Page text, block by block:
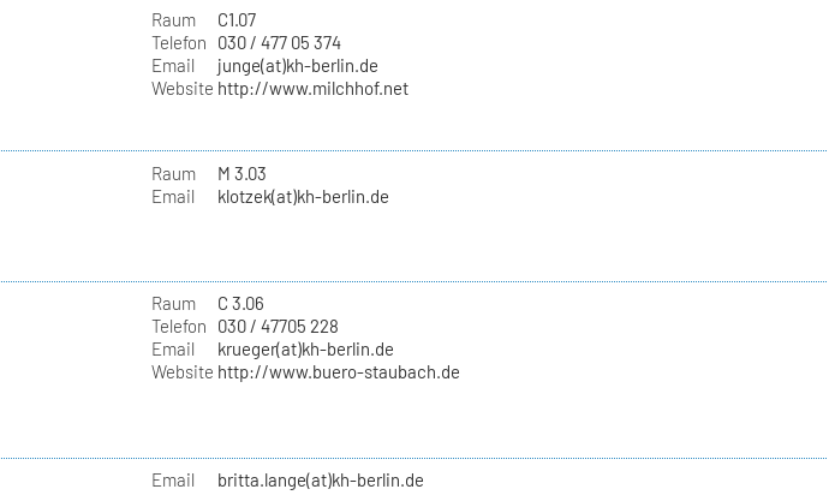
Raum
C1.07
Telefon
030 / 477 05 374
Email
junge(at)kh-berlin.de
Website http://www.milchhof.net
Raum
M 3.03
Email
klotzek(at)kh-berlin.de
Raum
C 3.06
Telefon
030 / 47705 228
Email
krueger(at)kh-berlin.de
Website http://www.buero-staubach.de
Email britta.lange(at)kh-berlin.de